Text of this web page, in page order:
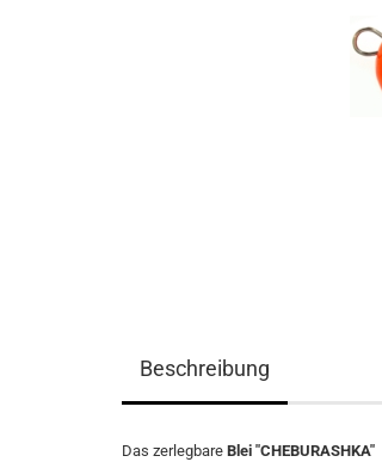
Beschreibung
Das zerlegbare Blei "CHEBURASHKA"